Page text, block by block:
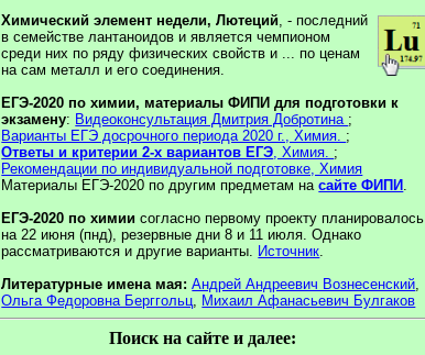
Химический элемент недели, Лютеций,- последний
в семействе лантаноидов и является чемпионом
среди них по ряду физических свойств и ... по ценам
на сам металл и его соединения.
ЕГЭ-2020 по химии, материалы ФИПИ для подготовки к
экзамену: Видеоконсультация Дмитрия Добротина ;
Варианты ЕГЭ досрочного периода 2020 г., Химия. ;
Ответы и критерии 2-х вариантов ЕГЭ, Химия. ;
Рекомендации по индивидуальной подготовке, Химия
Материалы ЕГЭ-2020 по другим предметам насайте ФИПИ .
ЕГЭ-2020 по химии согласно первому проекту планировалось
на 22 июня (пнд), резервные дни 8 и 11 июля. Однако
рассматриваются и другие варианты. Источник.
Литературные имена мая: Андрей Андреевич Вознесенский,
Ольга Федоровна Берггольц, Михаил Афанасьевич Булгаков
Поиск на сайте и далее: